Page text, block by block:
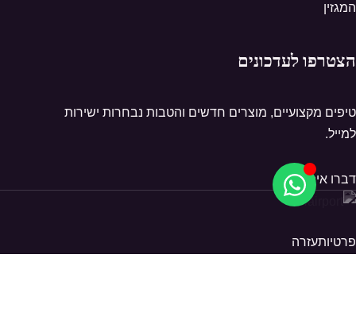
המגזין
הצטרפו לעדכונים
טיפים מקצועיים, מוצרים חדשים והטבות נבחרות ישירות
למייל.
דברו איתנו
פרטיותעזרה